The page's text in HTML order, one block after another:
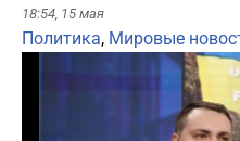
18:54, 15 мая
Политика, Мировые